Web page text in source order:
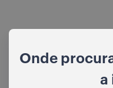
Onde
a